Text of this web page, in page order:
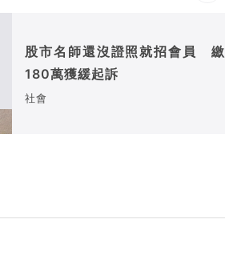
股市名師還沒證照就招會員 繳
180萬獲緩起訴
社會